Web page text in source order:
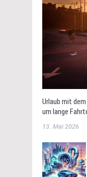
Urlaub mit
um lange
13. Mai 2026